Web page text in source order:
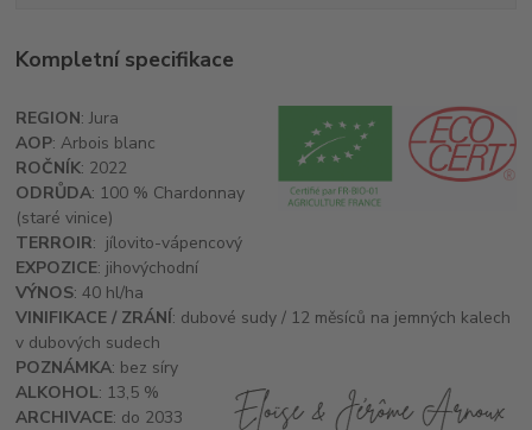
Kompletní specifikace
REGION: Jura
AOP: Arbois blanc
ROČNÍK: 2022
ODRŮDA: 100 % Chardonnay
(staré vinice)
TERROIR: jílovito-vápencový
EXPOZICE: jihovýchodní
VÝNOS: 40 hl/ha
VINIFIKACE / ZRÁNÍ: dubové sudy / 12 měsíců na jemných kalech
v dubových sudech
POZNÁMKA: bez síry
ALKOHOL: 13,5 %
ARCHIVACE: do 2033